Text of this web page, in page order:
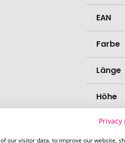
EAN
Farbe
Länge
Höhe
Bio-
Privacy
our visitor data, to improve our website,